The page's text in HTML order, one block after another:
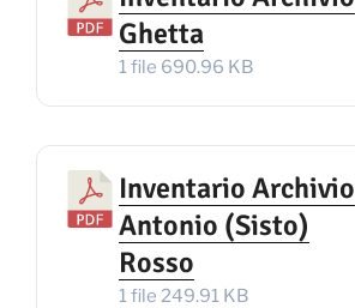
Ghetta
1 file 690.96 KB
Inventario Archivio
Antonio (Sisto)
Rosso
1 file 249.91 KB